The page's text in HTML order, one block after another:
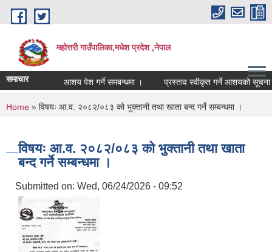
Skip to main content
महोत्तरी गाउँपालिका,मधेश प्रदेश ,नेपाल
समाचार आशय पेश गर्ने समबन्धमा । प्रस्ताव स्वीकृत गर्ने आशयको सूचना ।
You are here
Home » विषयः आ.व. २०८२/०८३ को भुक्तानी तथा खाता बन्द गर्ने सम्बन्धमा ।
विषयः आ.व. २०८२/०८३ को भुक्तानी तथा खाता
बन्द गर्ने सम्बन्धमा ।
Submitted on: Wed, 06/24/2026 - 09:52